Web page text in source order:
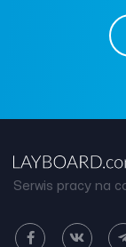
Serwis pracy na